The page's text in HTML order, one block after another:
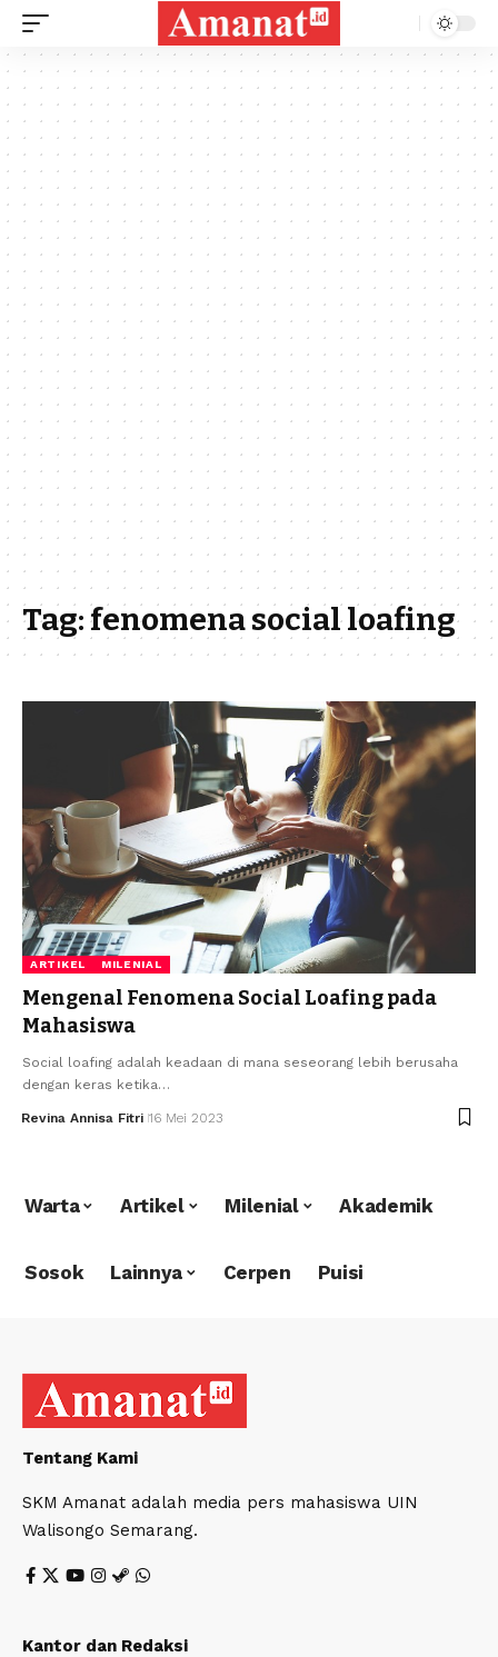
Tag:fenomena social loafing
ARTIKEL MILENIAL
Mengenal Fenomena Social Loafing pada
Mahasiswa
Social loafing adalah keadaan di mana seseorang lebih berusaha
dengan keras ketika…
Revina Annisa Fitri 16 Mei 2023
Warta Artikel Milenial Akademik
Sosok Lainnya Cerpen Puisi
Tentang Kami
SKM Amanat adalah media pers mahasiswa UIN
Walisongo Semarang.
Kantor dan Redaksi